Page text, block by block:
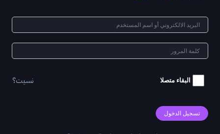
البقاء متصلا نسيت؟
تسجيل الدخول